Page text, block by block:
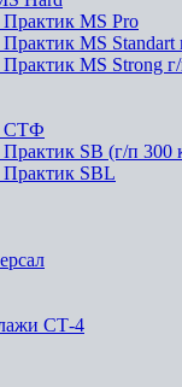
MS Pro
MS Standart
MS Strong
СТФ
SB (г/п 300
Практик SBL
СТ-4